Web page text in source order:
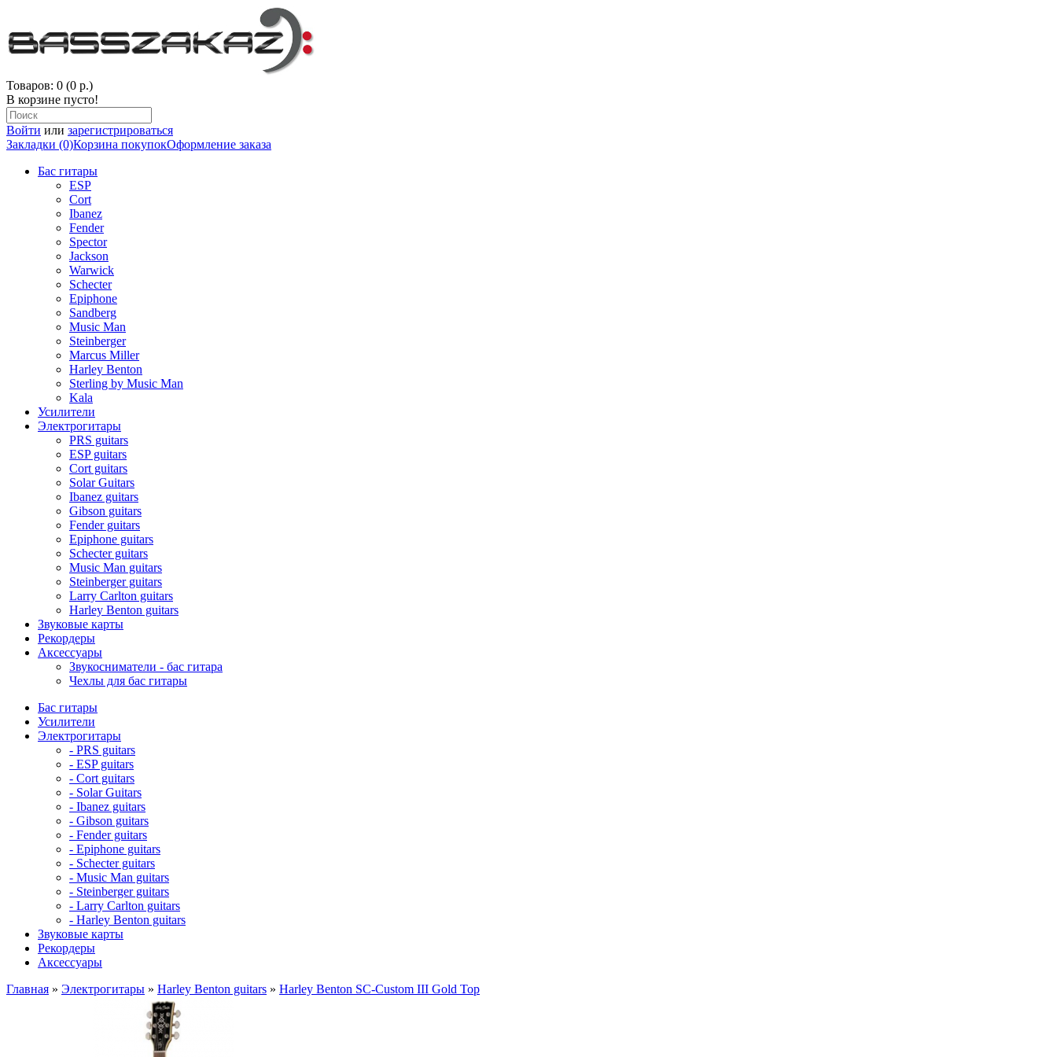
Товаров: 0 (0 р.)
В корзине пусто!
Войти или зарегистрироваться
Закладки (0)Корзина покупокОформление заказа
Бас гитары
ESP
Cort
Ibanez
Fender
Spector
Jackson
Warwick
Schecter
Epiphone
Sandberg
Music Man
Steinberger
Marcus Miller
Harley Benton
Sterling by Music Man
Kala
Усилители
Электрогитары
PRS guitars
ESP guitars
Cort guitars
Solar Guitars
Ibanez guitars
Gibson guitars
Fender guitars
Epiphone guitars
Schecter guitars
Music Man guitars
Steinberger guitars
Larry Carlton guitars
Harley Benton guitars
Звуковые карты
Рекордеры
Аксессуары
Звукосниматели - бас гитара
Чехлы для бас гитары
Бас гитары
Усилители
Электрогитары
- PRS guitars
- ESP guitars
- Cort guitars
- Solar Guitars
- Ibanez guitars
- Gibson guitars
- Fender guitars
- Epiphone guitars
- Schecter guitars
- Music Man guitars
- Steinberger guitars
- Larry Carlton guitars
- Harley Benton guitars
Звуковые карты
Рекордеры
Аксессуары
Главная » Электрогитары » Harley Benton guitars » Harley Benton SC-Custom III Gold Top